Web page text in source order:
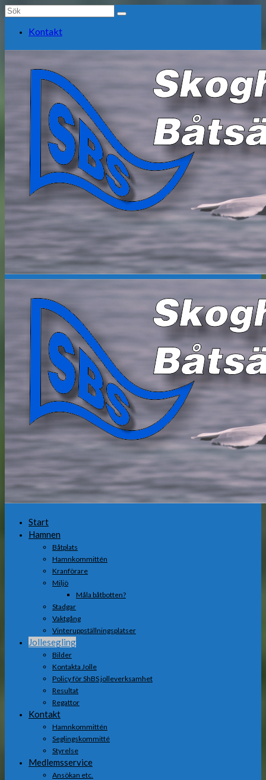
Search
Kontakt
Start
Hamnen
Båtplats
Hamnkommittén
Kranförare
Miljö
Måla båtbotten?
Stadgar
Vaktgång
Vinteruppställningsplatser
Jollesegling
Bilder
Kontakta Jolle
Policy för ShBS jolleverksamhet
Resultat
Regattor
Kontakt
Hamnkommittén
Seglingskommitté
Styrelse
Medlemsservice
Ansökan etc.